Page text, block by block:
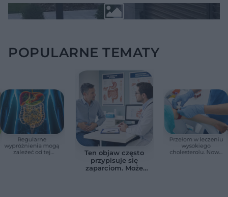
POPULARNE TEMATY
Regularne
wypróżnienia mogą
zależeć od tej
Ten objaw często
przypisuje się
zaparciom. Może
Przełom w leczeniu
wysokiego
cholesterolu. Nowa